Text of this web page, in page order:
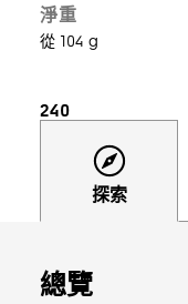
淨重
從 104 g
240
探索
總覽